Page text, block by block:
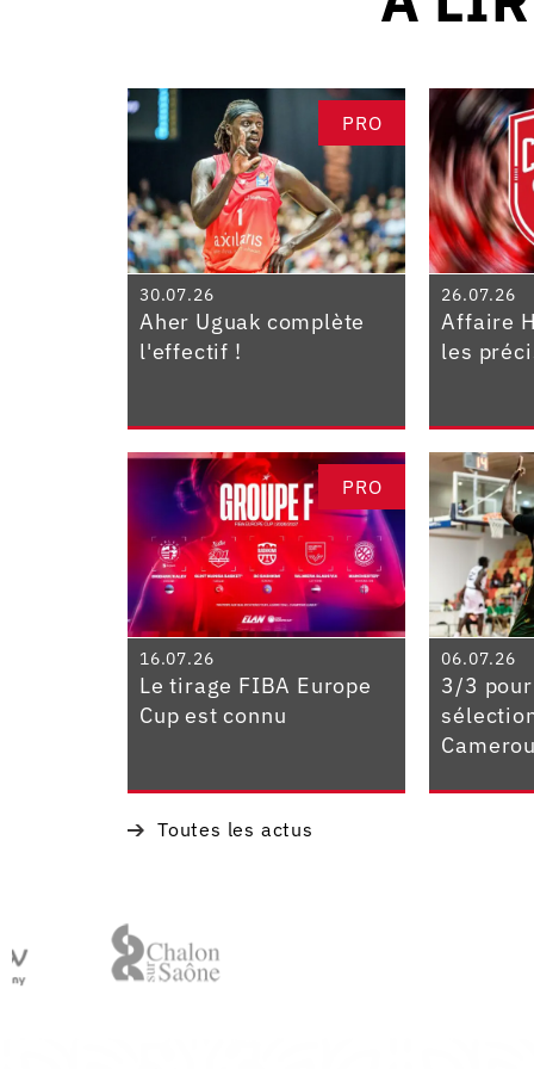
PRO
30.07.26
Aher Uguak complète
l'effectif !
26.07.26
Affaire
les
PRO
16.07.26
Le tirage FIBA Europe
Cup est connu
06.07.26
3/3
Toutes les actus